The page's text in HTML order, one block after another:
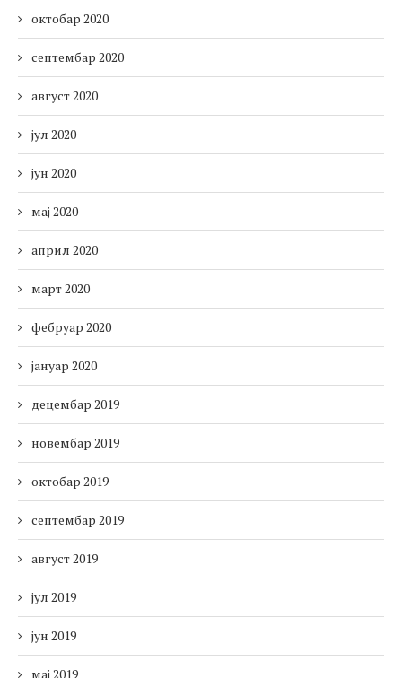
октобар 2020
септембар 2020
август 2020
јул 2020
јун 2020
мај 2020
април 2020
март 2020
фебруар 2020
јануар 2020
децембар 2019
новембар 2019
октобар 2019
септембар 2019
август 2019
јул 2019
јун 2019
мај 2019